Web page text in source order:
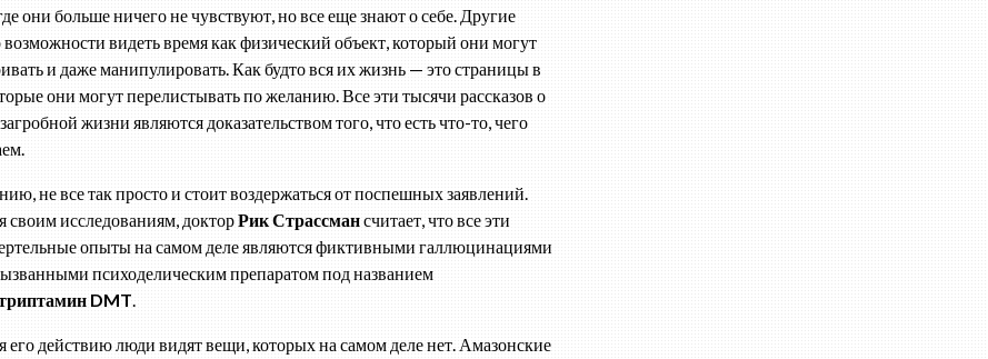
они больше ничего не чувствуют, но все еще знают о себе. Другие
возможности видеть время как физический объект, который они могут
и даже манипулировать. Как будто вся их жизнь — это страницы в
они могут перелистывать по желанию. Все эти тысячи рассказов о
жизни являются доказательством того, что есть что-то, чего
не все так просто и стоит воздержаться от поспешных заявлений.
своим исследованиям, докторРик Страссмансчитает, что все эти
опыты на самом деле являются фиктивными галлюцинациями
психоделическим препаратом под названием
DMT.
его действию люди видят вещи, которых на самом деле нет. Амазонские